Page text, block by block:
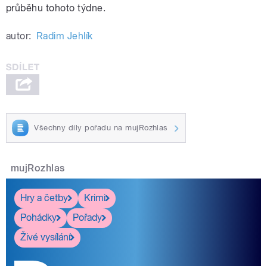
průběhu tohoto týdne.
autor: Radim Jehlík
Všechny díly pořadu na mujRozhlas
mujRozhlas
Hry a četby
Krimi
Pohádky
Pořady
Živé vysílání